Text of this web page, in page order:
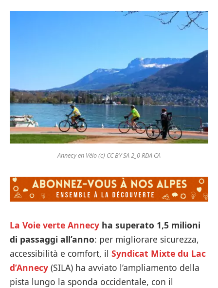
Annecy en Vélo (c) CC BY SA 2_0 RDA CA
La Voie verte Annecy ha superato 1,5 milioni
di passaggi all’anno: per migliorare sicurezza,
accessibilità e comfort, il Syndicat Mixte du Lac
d’Annecy (SILA) ha avviato l’ampliamento della
pista lungo la sponda occidentale, con il